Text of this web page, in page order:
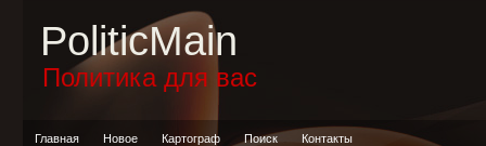
PoliticMain
Политика для вас
Главная Новое Картограф Поиск Контакты